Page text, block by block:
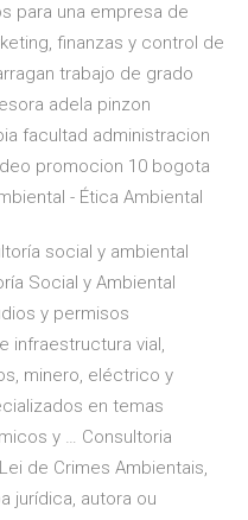
para una empresa de
finanzas y control de
trabajo de grado
adela pinzon
facultad administracion
promocion 10 bogota
- Ética Ambiental
social y ambiental
Social y Ambiental
y permisos
infraestructura vial,
minero, eléctrico y
en temas
y … Consultoria
de Crimes Ambientais,
jurídica, autora ou